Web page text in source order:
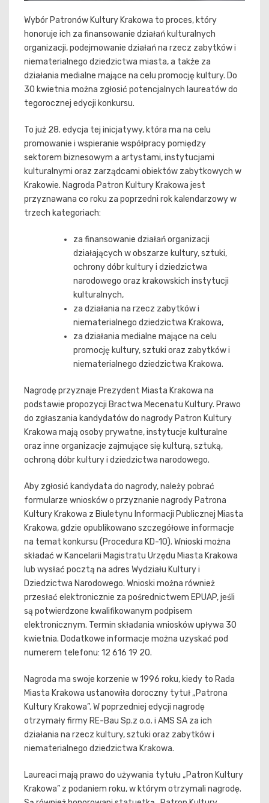
Wybór Patronów Kultury Krakowa to proces, który
honoruje ich za finansowanie działań kulturalnych
organizacji, podejmowanie działań na rzecz zabytków i
niematerialnego dziedzictwa miasta, a także za
działania medialne mające na celu promocję kultury. Do
30 kwietnia można zgłosić potencjalnych laureatów do
tegorocznej edycji konkursu.
To już 28. edycja tej inicjatywy, która ma na celu
promowanie i wspieranie współpracy pomiędzy
sektorem biznesowym a artystami, instytucjami
kulturalnymi oraz zarządcami obiektów zabytkowych w
Krakowie. Nagroda Patron Kultury Krakowa jest
przyznawana co roku za poprzedni rok kalendarzowy w
trzech kategoriach:
za finansowanie działań organizacji
działających w obszarze kultury, sztuki,
ochrony dóbr kultury i dziedzictwa
narodowego oraz krakowskich instytucji
kulturalnych,
za działania na rzecz zabytków i
niematerialnego dziedzictwa Krakowa,
za działania medialne mające na celu
promocję kultury, sztuki oraz zabytków i
niematerialnego dziedzictwa Krakowa.
Nagrodę przyznaje Prezydent Miasta Krakowa na
podstawie propozycji Bractwa Mecenatu Kultury. Prawo
do zgłaszania kandydatów do nagrody Patron Kultury
Krakowa mają osoby prywatne, instytucje kulturalne
oraz inne organizacje zajmujące się kulturą, sztuką,
ochroną dóbr kultury i dziedzictwa narodowego.
Aby zgłosić kandydata do nagrody, należy pobrać
formularze wniosków o przyznanie nagrody Patrona
Kultury Krakowa z Biuletynu Informacji Publicznej Miasta
Krakowa, gdzie opublikowano szczegółowe informacje
na temat konkursu (Procedura KD-10). Wnioski można
składać w Kancelarii Magistratu Urzędu Miasta Krakowa
lub wysłać pocztą na adres Wydziału Kultury i
Dziedzictwa Narodowego. Wnioski można również
przesłać elektronicznie za pośrednictwem EPUAP, jeśli
są potwierdzone kwalifikowanym podpisem
elektronicznym. Termin składania wniosków upływa 30
kwietnia. Dodatkowe informacje można uzyskać pod
numerem telefonu: 12 616 19 20.
Nagroda ma swoje korzenie w 1996 roku, kiedy to Rada
Miasta Krakowa ustanowiła doroczny tytuł „Patrona
Kultury Krakowa”. W poprzedniej edycji nagrodę
otrzymały firmy RE-Bau Sp.z o.o. i AMS SA za ich
działania na rzecz kultury, sztuki oraz zabytków i
niematerialnego dziedzictwa Krakowa.
Laureaci mają prawo do używania tytułu „Patron Kultury
Krakowa” z podaniem roku, w którym otrzymali nagrodę.